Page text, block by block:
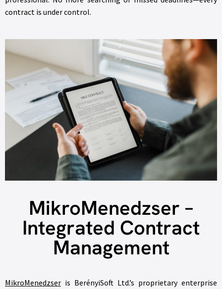
contract is under control.
MikroMenedzser –
Integrated Contract
Management
MikroMenedzser is BerényiSoft Ltd.’s proprietary enterprise